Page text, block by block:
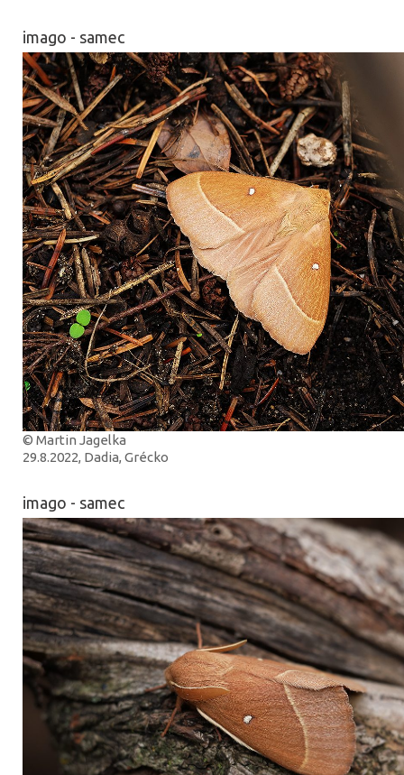
imago - samec
© Martin Jagelka
29.8.2022, Dadia, Grécko
imago - samec